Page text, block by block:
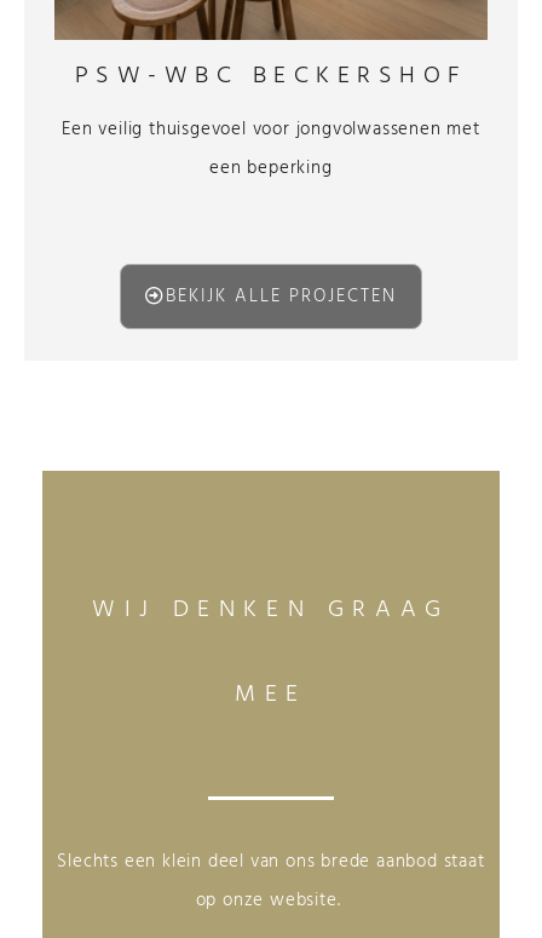
PSW-WBC BECKERSHOF
Een veilig thuisgevoel voor jongvolwassenen met
een beperking
BEKIJK ALLE PROJECTEN
WIJ DENKEN GRAAG
MEE
Slechts een klein deel van ons brede aanbod staat
op onze website.